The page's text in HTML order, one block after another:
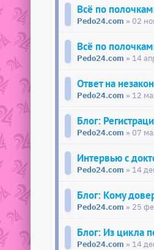
Всё по
Pedo24.com » 02
Всё по
Pedo24.com » 14
Ответ на
Pedo24.com » 12
Блог:
Pedo24.com » 07
Интервью с
Pedo24.com » 14
Блог: Кому
Pedo24.com » 25
Блог: Из цикла
Pedo24.com » 14